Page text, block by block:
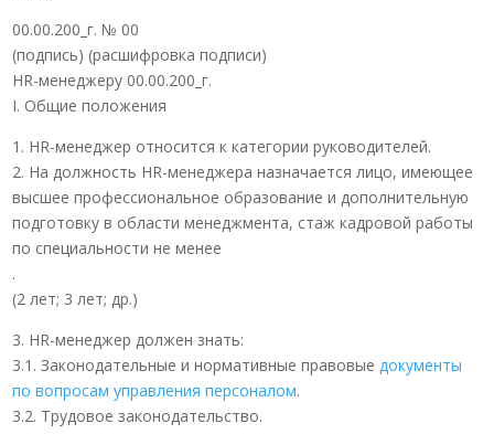
00.00.200_г. № 00
(подпись) (расшифровка подписи)
HR-менеджеру 00.00.200_г.
I. Общие положения
1. HR-менеджер относится к категории руководителей.
2. На должность HR-менеджера назначается лицо, имеющее
высшее профессиональное образование и дополнительную
подготовку в области менеджмента, стаж кадровой работы
по специальности не менее
.
(2 лет; 3 лет; др.)
3. HR-менеджер должен знать:
3.1. Законодательные и нормативные правовыедокументы
по вопросам управления персоналом.
3.2. Трудовое законодательство.